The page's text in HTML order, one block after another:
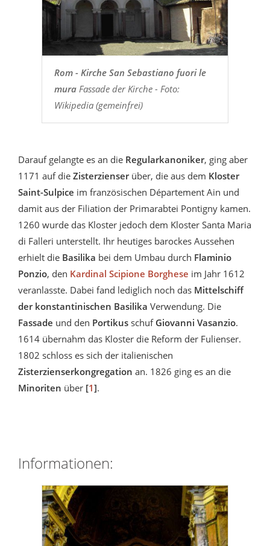
Rom - Kirche San Sebastiano fuori le
muraFassade der Kirche - Foto:
Wikipedia (gemeinfrei)
Darauf gelangte es an die Regularkanoniker, ging aber
1171 auf die Zisterzienserüber, die aus dem Kloster
Saint-Sulpice im französischen Département Ain und
damit aus der Filiation der Primarabtei Pontigny kamen.
1260 wurde das Kloster jedoch dem Kloster Santa Maria
di Falleri unterstellt. Ihr heutiges barockes Aussehen
erhielt die Basilika bei dem Umbau durch Flaminio
Ponzio, den Kardinal Scipione Borghese im Jahr 1612
veranlasste. Dabei fand lediglich noch das Mittelschiff
der konstantinischen Basilika Verwendung. Die
Fassade und den Portikus schuf Giovanni Vasanzio.
1614 übernahm das Kloster die Reform der Fulienser.
1802 schloss es sich der italienischen
Zisterzienserkongregation an. 1826 ging es an die
Minoriten über [1].
Informationen: